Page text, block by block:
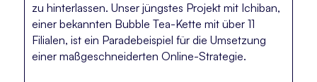
zu hinterlassen. Unser jüngstes Projekt mit Ichiban,
einer bekannten Bubble Tea-Kette mit über 11
Filialen, ist ein Paradebeispiel für die Umsetzung
einer maßgeschneiderten Online-Strategie.